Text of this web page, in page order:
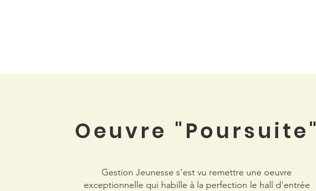
Oeuvre "Poursuite"
Gestion Jeunesse s'est vu remettre une oeuvre
exceptionnelle qui habille à la perfection le hall d'entrée